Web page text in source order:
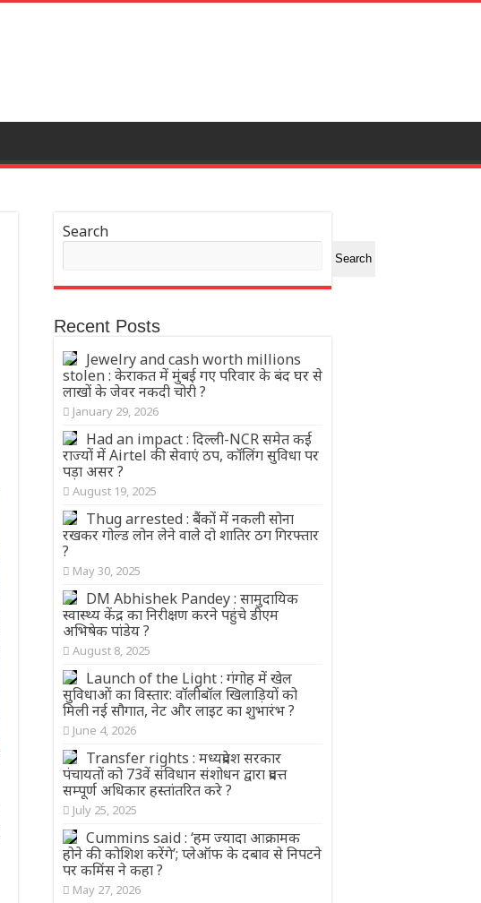
Search
Search
Recent Posts
Jewelry and cash worth millions
stolen : केराकत में मुंबई गए परिवार के बंद घर से
लाखों के जेवर नकदी चोरी ?
January 29, 2026
Had an impact : दिल्ली-NCR समेत कई
राज्यों में Airtel की सेवाएं ठप, कॉलिंग सुविधा पर
पड़ा असर ?
August 19, 2025
Thug arrested : बैंकों में नकली सोना
रखकर गोल्ड लोन लेने वाले दो शातिर ठग गिरफ्तार
?
May 30, 2025
DM Abhishek Pandey : सामुदायिक
स्वास्थ्य केंद्र का निरीक्षण करने पहुंचे डीएम
अभिषेक पांडेय ?
August 8, 2025
Launch of the Light : गंगोह में खेल
सुविधाओं का विस्तार: वॉलीबॉल खिलाड़ियों को
मिली नई सौगात, नेट और लाइट का शुभारंभ ?
June 4, 2026
Transfer rights : मध्यप्रदेश सरकार
पंचायतों को 73वें संविधान संशोधन द्वारा प्रदत्त
सम्पूर्ण अधिकार हस्तांतरित करे ?
July 25, 2025
Cummins said : ‘हम ज्यादा आक्रामक
होने की कोशिश करेंगे’; प्लेऑफ के दबाव से निपटने
पर कमिंस ने कहा ?
May 27, 2026